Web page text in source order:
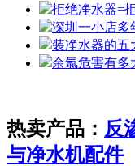
拒绝净水器=
深圳一小店多
装净水器的五
余氯危害有多
热卖产品： 反
与净水机配件